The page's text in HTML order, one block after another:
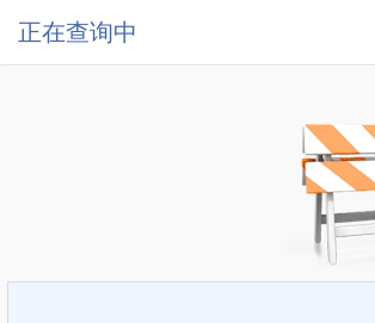
正在查询中